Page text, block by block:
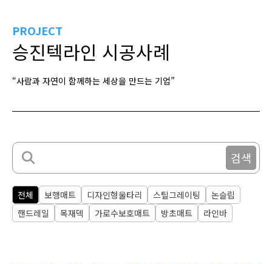
PROJECT
승진텍라인 시공사례
“사람과 자연이 함께하는 세상을 만드는 기업”
검색
전체 보행매트 디자인형울타리 스틸그레이팅
논슬립
핸드레일
목재덱 가로수보호매트 방초매트 라인바